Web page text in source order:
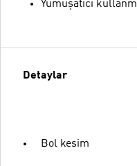
Yumuşatıcı
Detaylar
Bol kesim